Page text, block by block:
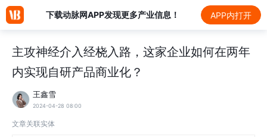
下载动脉网APP发现更多产业信息！ APP内打开
主攻神经介入经桡入路，这家企业如何在两年
内实现自研产品商业化？
王鑫雪
2024-04-28 08:00
文章关联实体